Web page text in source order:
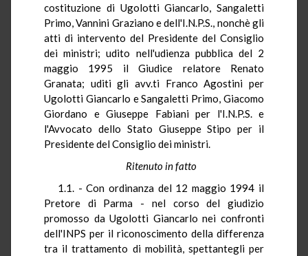
costituzione di Ugolotti Giancarlo, Sangaletti
Primo, Vannini Graziano e dell'I.N.P.S., nonchè gli
atti di intervento del Presidente del Consiglio
dei ministri; udito nell'udienza pubblica del 2
maggio 1995 il Giudice relatore Renato
Granata; uditi gli avv.ti Franco Agostini per
Ugolotti Giancarlo e Sangaletti Primo, Giacomo
Giordano e Giuseppe Fabiani per l'I.N.P.S. e
l'Avvocato dello Stato Giuseppe Stipo per il
Presidente del Consiglio dei ministri.
Ritenuto in fatto
1.1. - Con ordinanza del 12 maggio 1994 il
Pretore di Parma - nel corso del giudizio
promosso da Ugolotti Giancarlo nei confronti
dell'INPS per il riconoscimento della differenza
tra il trattamento di mobilità, spettantegli per